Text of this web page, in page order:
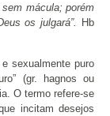
mácula; porém
os julgará”. Hb
sexualmente puro
(gr. hagnos ou
O termo refere-se
incitam desejos